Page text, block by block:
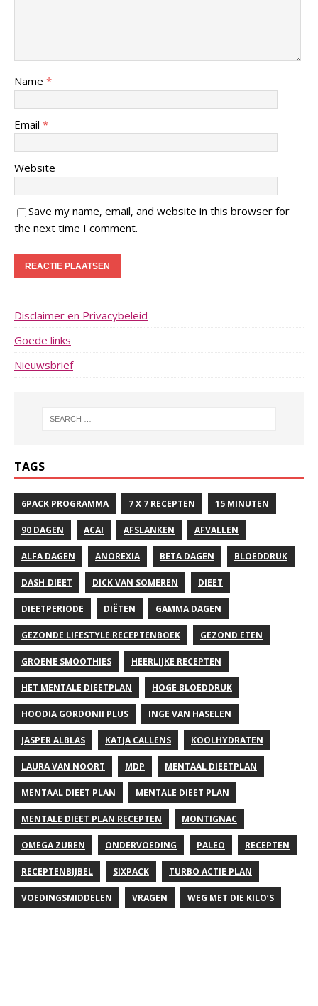
Name *
Email *
Website
Save my name, email, and website in this browser for
the next time I comment.
Disclaimer en Privacybeleid
Goede links
Nieuwsbrief
TAGS
6PACK PROGRAMMA 7 X 7 RECEPTEN 15 MINUTEN
90 DAGEN ACAI AFSLANKEN AFVALLEN
ALFA DAGEN ANOREXIA BETA DAGEN BLOEDDRUK
DASH DIEET DICK VAN SOMEREN DIEET
DIEETPERIODE DIËTEN GAMMA DAGEN
GEZONDE LIFESTYLE RECEPTENBOEK GEZOND ETEN
GROENE SMOOTHIES HEERLIJKE RECEPTEN
HET MENTALE DIEETPLAN HOGE BLOEDDRUK
HOODIA GORDONII PLUS INGE VAN HASELEN
JASPER ALBLAS KATJA CALLENS KOOLHYDRATEN
LAURA VAN NOORT MDP MENTAAL DIEETPLAN
MENTAAL DIEET PLAN MENTALE DIEET PLAN
MENTALE DIEET PLAN RECEPTEN MONTIGNAC
OMEGA ZUREN ONDERVOEDING PALEO RECEPTEN
RECEPTENBIJBEL SIXPACK TURBO ACTIE PLAN
VOEDINGSMIDDELEN VRAGEN WEG MET DIE KILO’S